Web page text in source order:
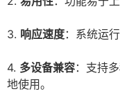
3. 响应速度：系统运
4. 多设备兼容：支持
地使用。